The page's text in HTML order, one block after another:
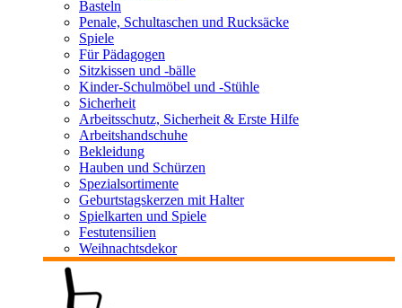
Basteln
Penale, Schultaschen und Rucksäcke
Spiele
Für Pädagogen
Sitzkissen und -bälle
Kinder-Schulmöbel und -Stühle
Sicherheit
Arbeitsschutz, Sicherheit & Erste Hilfe
Arbeitshandschuhe
Bekleidung
Hauben und Schürzen
Spezialsortimente
Geburtstagskerzen mit Halter
Spielkarten und Spiele
Festutensilien
Weihnachtsdekor